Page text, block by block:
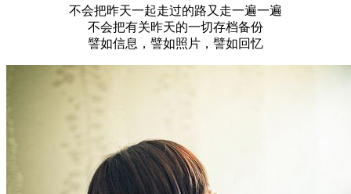
不会把昨天一起走过的路又走一遍一遍
不会把有关昨天的一切存档备份
譬如信息，譬如照片，譬如回忆